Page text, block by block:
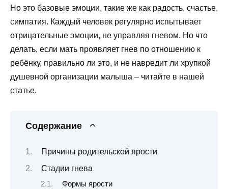
Но это базовые эмоции, такие же как радость, счастье,
симпатия. Каждый человек регулярно испытывает
отрицательные эмоции, не управляя гневом. Но что
делать, если мать проявляет гнев по отношению к
ребёнку, правильно ли это, и не навредит ли хрупкой
душевной организации малыша – читайте в нашей
статье.
Содержание
Причины родительской ярости
Стадии гнева
Формы ярости